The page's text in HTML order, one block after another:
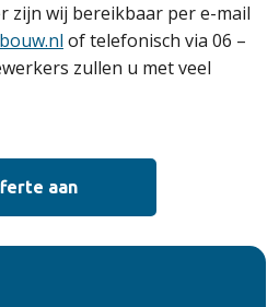
zijn wij bereikbaar per e-mail
of telefonisch via 06 –
zullen u met veel
aan